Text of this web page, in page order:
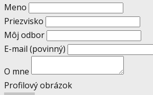
Meno
Priezvisko
Môj odbor
E-mail (povinný)
O mne
Profilový obrázok